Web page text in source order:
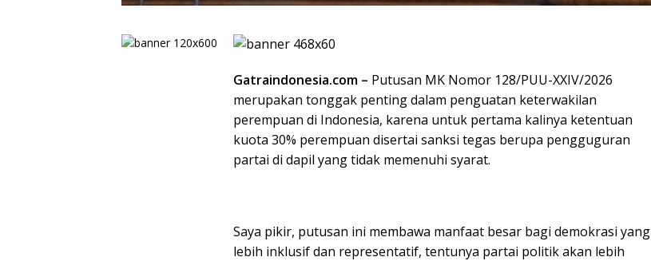
Gatraindonesia.com – Putusan MK Nomor 128/PUU-XXIV/2026
merupakan tonggak penting dalam penguatan keterwakilan
perempuan di Indonesia, karena untuk pertama kalinya ketentuan
kuota 30% perempuan disertai sanksi tegas berupa pengguguran
partai di dapil yang tidak memenuhi syarat.
Saya pikir, putusan ini membawa manfaat besar bagi demokrasi yang
lebih inklusif dan representatif, tentunya partai politik akan lebih